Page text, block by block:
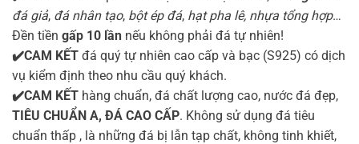
đá giả, đá nhân tạo, bột ép đá, hạt pha lê, nhựa tổng hợp…
Đền tiền gấp 10 lần nếu không phải đá tự nhiên!
✔️CAM KẾT đá quý tự nhiên cao cấp và bạc (S925) có dịch
vụ kiểm định theo nhu cầu quý khách.
✔️CAM KẾT hàng chuẩn, đá chất lượng cao, nước đá đẹp,
TIÊU CHUẨN A, ĐÁ CAO CẤP. Không sử dụng đá tiêu
chuẩn thấp , là những đá bị lẫn tạp chất, không tinh khiết,